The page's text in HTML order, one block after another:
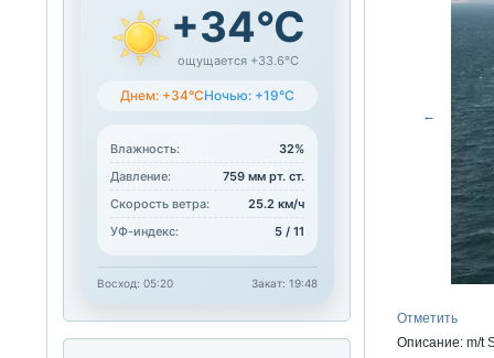
←
Отметить
Описание: m/t
+34°C
ощущается +33.6°C
Днем: +34°CНочью: +19°C
Влажность:
32%
Давление:
759 мм рт. ст.
Скорость ветра:
25.2 км/ч
УФ-индекс:
5 / 11
Восход: 05:20 Закат: 19:48